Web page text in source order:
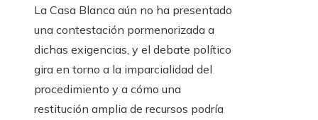
La Casa Blanca aún no ha presentado
una contestación pormenorizada a
dichas exigencias, y el debate político
gira en torno a la imparcialidad del
procedimiento y a cómo una
restitución amplia de recursos podría